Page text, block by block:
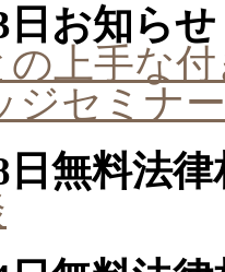
お知らせ
の上手な
ジセミナー
無料法律